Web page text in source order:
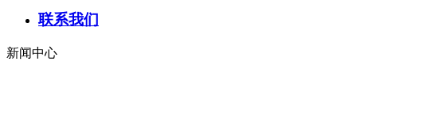
联系我们
新闻中心